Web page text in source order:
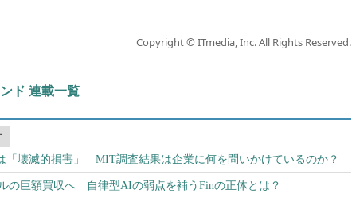
Copyright © ITmedia, Inc. All Rights Reserved.
ド 連載一覧
「壊滅的損害」 MIT調査結果は企業に何を問いかけているのか？
ルの巨額買収へ 自律型AIの弱点を補うFinの正体とは？